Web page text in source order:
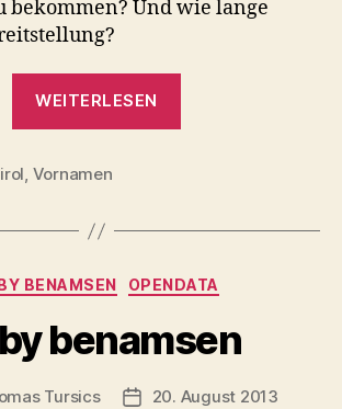
bekommen? Und wie lange
WEITERLESEN
, Vornamen
Kategorien
BENAMSEN OPENDATA
benamsen
Tursics Veröffentlichungsdatum
20. August 2013